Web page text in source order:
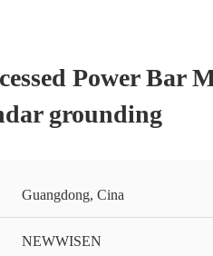
Power Bar
grounding
Guangdong, Cina
NEWWISEN